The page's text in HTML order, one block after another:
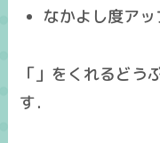
なかよし度アッ
「」をくれるどう
す．